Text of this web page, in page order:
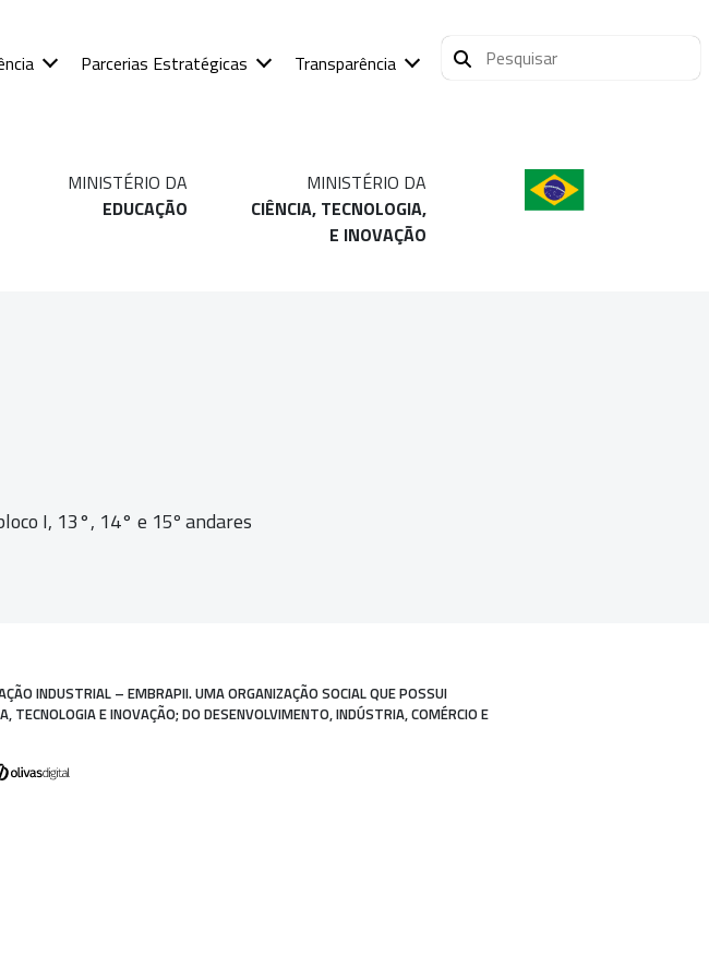
Parcerias Estratégicas Transparência
MINISTÉRIO DA
EDUCAÇÃO
MINISTÉRIO DA
CIÊNCIA, TECNOLOGIA,
E INOVAÇÃO
I, 13°, 14° e 15º andares
INDUSTRIAL – EMBRAPII. UMA ORGANIZAÇÃO SOCIAL QUE POSSUI
E INOVAÇÃO; DO DESENVOLVIMENTO, INDÚSTRIA, COMÉRCIO E